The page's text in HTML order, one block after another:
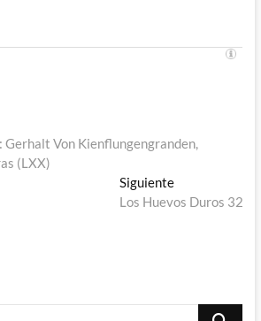
Von Kienflungengranden,
(LXX)
SiguienteEntrada
siguiente:
Los Huevos Duros 32
Buscar